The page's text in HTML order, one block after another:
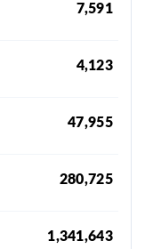
7,591
4,123
47,955
280,725
1,341,643